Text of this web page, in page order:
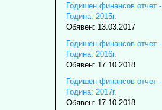
Годишен финансов отчет -
Година: 2015г.
Обявен: 13.03.2017
Годишен финансов отчет -
Година: 2016г.
Обявен: 17.10.2018
Годишен финансов отчет -
Година: 2017г.
Обявен: 17.10.2018